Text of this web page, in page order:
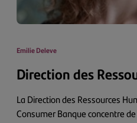
Emilie Deleve
Direction des
La Direction des Ressources
Consumer Banque concentre